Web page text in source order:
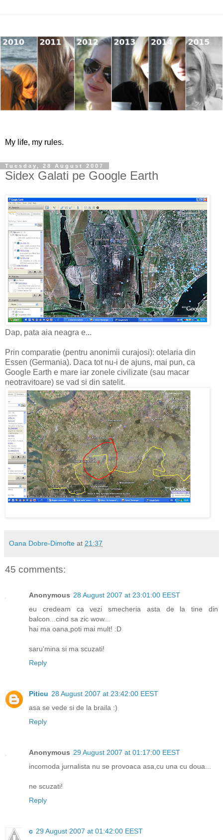
My life, my rules.
Tuesday, 28 August 2007
Sidex Galati pe Google Earth
Dap, pata aia neagra e...
Prin comparatie (pentru anonimii curajosi): otelaria din
Essen (Germania). Daca tot nu-i de ajuns, mai pun, ca
Google Earth e mare iar zonele civilizate (sau macar
neotravitoare) se vad si din satelit.
Oana Dobre-Dimofte at 21:37
45 comments:
Anonymous 28 August 2007 at 23:01:00 EEST
eu credeam ca vezi smecheria asta de la tine din
balcon...cind sa zic wow...
hai ma oana,poti mai mult! :D
saru'mina si ma scuzati!
Reply
Piticu 28 August 2007 at 23:42:00 EEST
asa se vede si de la braila :)
Reply
Anonymous 29 August 2007 at 01:17:00 EEST
incomoda jurnalista nu se provoaca asa,cu una cu doua...
ne scuzati!
Reply
c 29 August 2007 at 01:42:00 EEST